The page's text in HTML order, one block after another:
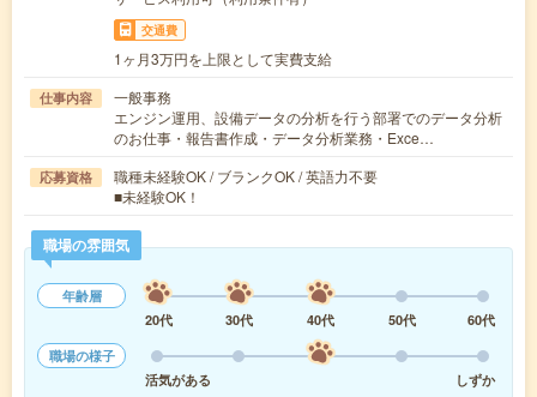
交通費
1ヶ月3万円を上限として実費支給
仕事内容
一般事務
エンジン運用、設備データの分析を行う部署でのデータ分析
のお仕事・報告書作成・データ分析業務・Exce…
応募資格
職種未経験OK / ブランクOK / 英語力不要
■未経験OK！
職場の雰囲気
年齢層
20代
30代 40代 50代
60代
職場の様子
活気がある
しずか